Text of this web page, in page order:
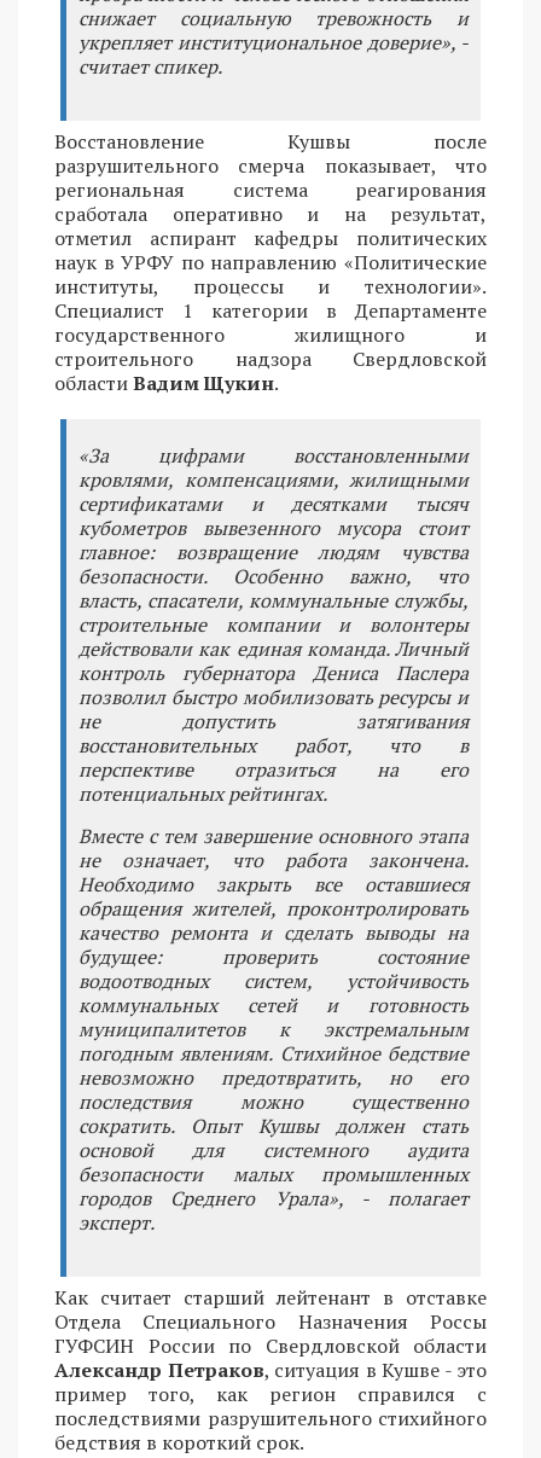
снижает социальную тревожность и
укрепляет институциональное доверие», -
считает спикер.
Восстановление Кушвы после
разрушительного смерча показывает, что
региональная система реагирования
сработала оперативно и на результат,
отметил аспирант кафедры политических
наук в УРФУ по направлению «Политические
институты, процессы и технологии».
Специалист 1 категории в Департаменте
государственного жилищного и
строительного надзора Свердловской
областиВадим Щукин.
«За цифрами восстановленными
кровлями, компенсациями, жилищными
сертификатами и десятками тысяч
кубометров вывезенного мусора стоит
главное: возвращение людям чувства
безопасности. Особенно важно, что
власть, спасатели, коммунальные службы,
строительные компании и волонтеры
действовали как единая команда. Личный
контроль губернатора Дениса Паслера
позволил быстро мобилизовать ресурсы и
не допустить затягивания
восстановительных работ, что в
перспективе отразиться на его
потенциальных рейтингах.
Вместе с тем завершение основного этапа
не означает, что работа закончена.
Необходимо закрыть все оставшиеся
обращения жителей, проконтролировать
качество ремонта и сделать выводы на
будущее: проверить состояние
водоотводных систем, устойчивость
коммунальных сетей и готовность
муниципалитетов к экстремальным
погодным явлениям. Стихийное бедствие
невозможно предотвратить, но его
последствия можно существенно
сократить. Опыт Кушвы должен стать
основой для системного аудита
безопасности малых промышленных
городов Среднего Урала», - полагает
эксперт.
Как считает старший лейтенант в отставке
Отдела Специального Назначения Россы
ГУФСИН России по Свердловской области
Александр Петраков, ситуация в Кушве - это
пример того, как регион справился с
последствиями разрушительного стихийного
бедствия в короткий срок.